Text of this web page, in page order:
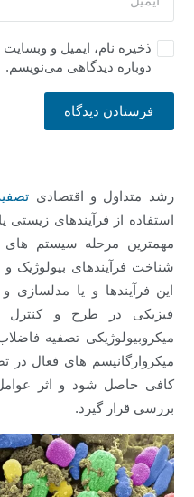
ذخیره نام، ایمیل و
دوباره دیدگاهی می‌نویسم.
فرستادن دیدگاه
رشد متداول و اقتصادی
استفاده از فرآیندهای زیستی
مهمترین مرحله سیستم
شناخت فرآیندهای بیولوژیک
این فرآیندها و یا مدلسازی
فیزیکی در طرح و کنترل
میکروبیولوژیکی تصفیه
میکروارگانیسم های فعال
کافی حاصل شود و اثر
بررسی قرار گیرد.